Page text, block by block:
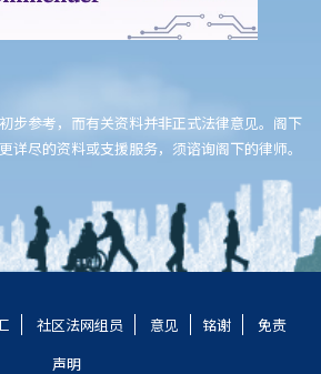
步参考，而有关资料并非正式法律意见。阁下
详尽的资料或支援服务，须谘询阁下的律师。
社区法网组员 意见 铭谢
免责
声明